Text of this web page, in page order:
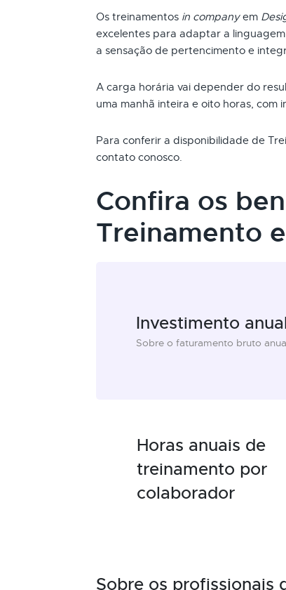
Os treinamentos in companyem
excelentes para adaptar a
a sensação de pertencimento e
A carga horária vai depender do
uma manhã inteira e oito horas, com
Para conferir a disponibilidade de
contato conosco.
Confira os
Treinamento
Investimento
Sobre o faturamento bruto
Horas anuais de
treinamento por
colaborador
Sobre os profissionais